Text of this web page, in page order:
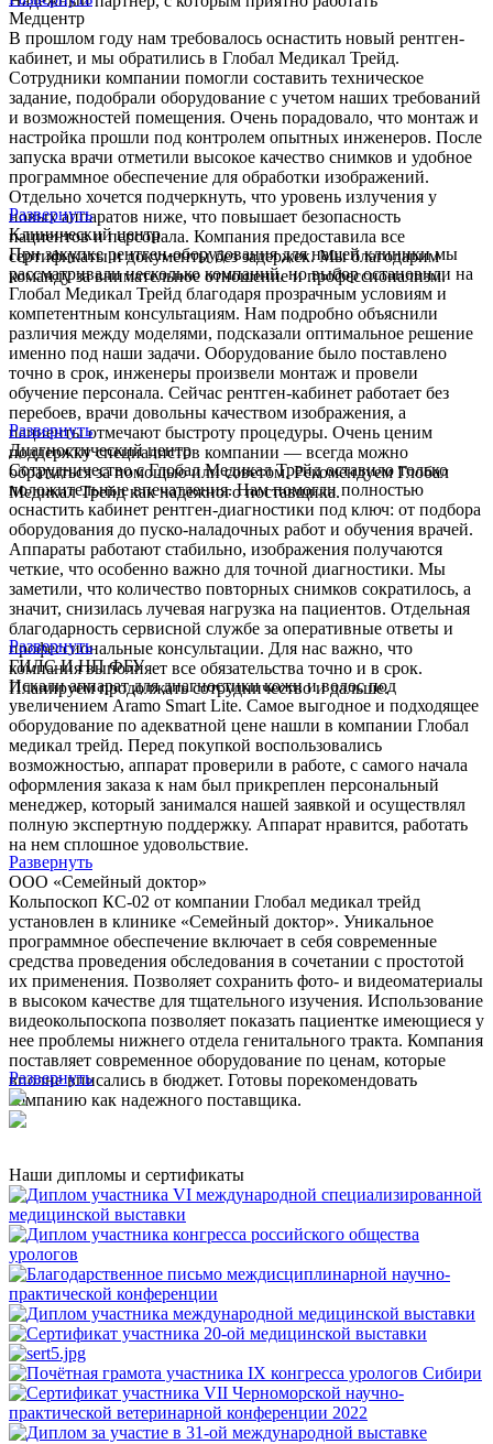
Медцентр
В прошлом году нам требовалось оснастить новый рентген-
кабинет, и мы обратились в Глобал Медикал Трейд.
Сотрудники компании помогли составить техническое
задание, подобрали оборудование с учетом наших требований
и возможностей помещения. Очень порадовало, что монтаж и
настройка прошли под контролем опытных инженеров. После
запуска врачи отметили высокое качество снимков и удобное
программное обеспечение для обработки изображений.
Отдельно хочется подчеркнуть, что уровень излучения у
новых аппаратов ниже, что повышает безопасность
пациентов и персонала. Компания предоставила все
сертификаты и документы без задержек. Мы благодарим
команду за внимательное отношение и профессионализм.
Развернуть
Клинический центр
При закупке рентген-оборудования для нашей клиники мы
рассматривали несколько компаний, но выбор остановили на
Глобал Медикал Трейд благодаря прозрачным условиям и
компетентным консультациям. Нам подробно объяснили
различия между моделями, подсказали оптимальное решение
именно под наши задачи. Оборудование было поставлено
точно в срок, инженеры произвели монтаж и провели
обучение персонала. Сейчас рентген-кабинет работает без
перебоев, врачи довольны качеством изображения, а
пациенты отмечают быстроту процедуры. Очень ценим
поддержку специалистов компании — всегда можно
обратиться за помощью или советом. Рекомендуем Глобал
Медикал Трейд как надежного поставщика.
Развернуть
Диагностический центр
Сотрудничество с Глобал Медикал Трейд оставило только
положительные впечатления. Нам помогли полностью
оснастить кабинет рентген-диагностики под ключ: от подбора
оборудования до пуско-наладочных работ и обучения врачей.
Аппараты работают стабильно, изображения получаются
четкие, что особенно важно для точной диагностики. Мы
заметили, что количество повторных снимков сократилось, а
значит, снизилась лучевая нагрузка на пациентов. Отдельная
благодарность сервисной службе за оперативные ответы и
профессиональные консультации. Для нас важно, что
компания выполняет все обязательства точно и в срок.
Планируем продолжать сотрудничество и дальше.
Развернуть
ГИЛС И НП ФБУ
Искали аппарат для диагностики кожи и волос под
увеличением Aramo Smart Lite. Самое выгодное и подходящее
оборудование по адекватной цене нашли в компании Глобал
медикал трейд. Перед покупкой воспользовались
возможностью, аппарат проверили в работе, с самого начала
оформления заказа к нам был прикреплен персональный
менеджер, который занимался нашей заявкой и осуществлял
полную экспертную поддержку. Аппарат нравится, работать
на нем сплошное удовольствие.
Развернуть
ООО «Семейный доктор»
Кольпоскоп КС-02 от компании Глобал медикал трейд
установлен в клинике «Семейный доктор». Уникальное
программное обеспечение включает в себя современные
средства проведения обследования в сочетании с простотой
их применения. Позволяет сохранить фото- и видеоматериалы
в высоком качестве для тщательного изучения. Использование
видеокольпоскопа позволяет показать пациентке имеющиеся у
нее проблемы нижнего отдела генитального тракта. Компания
поставляет современное оборудование по ценам, которые
вполне вписались в бюджет. Готовы порекомендовать
компанию как надежного поставщика.
Развернуть
Наши дипломы и сертификаты